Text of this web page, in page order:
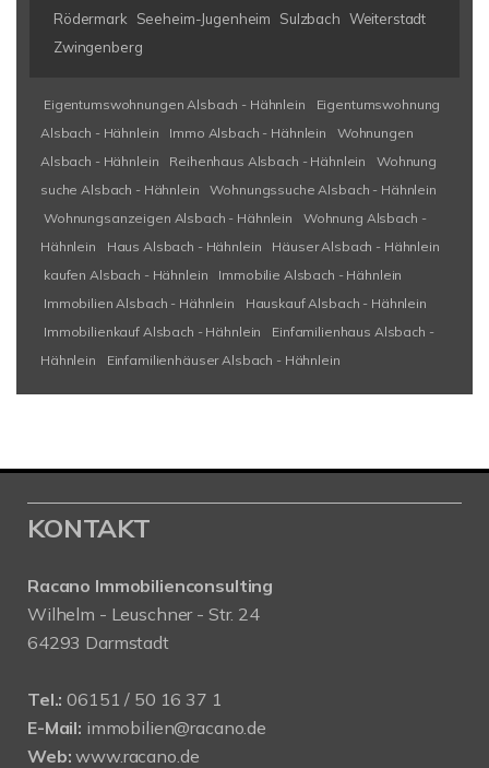
Rödermark
Seeheim-Jugenheim Sulzbach Weiterstadt
Zwingenberg
Eigentumswohnungen Alsbach - Hähnlein
Eigentumswohnung
Alsbach - Hähnlein
Immo Alsbach - Hähnlein
Wohnungen
Alsbach - Hähnlein
Reihenhaus Alsbach - Hähnlein
Wohnung
suche Alsbach - Hähnlein
Wohnungssuche Alsbach - Hähnlein
Wohnungsanzeigen Alsbach - Hähnlein
Wohnung Alsbach -
Hähnlein
Haus Alsbach - Hähnlein
Häuser Alsbach - Hähnlein
kaufen Alsbach - Hähnlein
Immobilie Alsbach - Hähnlein
Immobilien Alsbach - Hähnlein
Hauskauf Alsbach - Hähnlein
Immobilienkauf Alsbach - Hähnlein
Einfamilienhaus Alsbach -
Hähnlein
Einfamilienhäuser Alsbach - Hähnlein
KONTAKT
Racano Immobilienconsulting
Wilhelm - Leuschner - Str. 24
64293 Darmstadt
Tel.: 06151 / 50 16 37 1
E-Mail: immobilien@racano.de
Web: www.racano.de